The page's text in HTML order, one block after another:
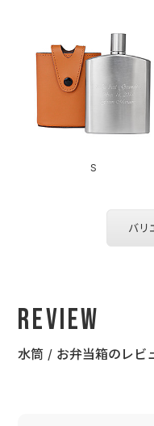
S
バリ
Review
水筒 / お弁当箱のレビ